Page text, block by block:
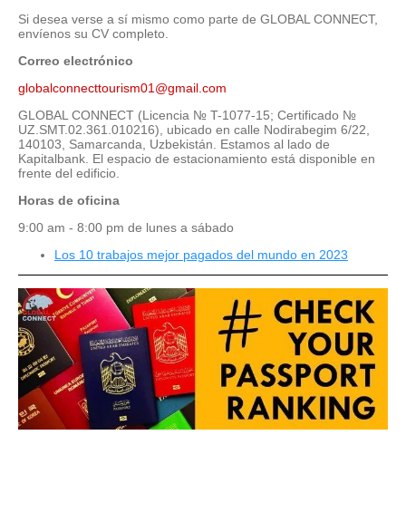
Si desea verse a sí mismo como parte de GLOBAL CONNECT,
envíenos su CV completo.
Correo electrónico
globalconnecttourism01@gmail.com
GLOBAL CONNECT (Licencia № T-1077-15; Certificado №
UZ.SMT.02.361.010216), ubicado en calle Nodirabegim 6/22,
140103, Samarcanda, Uzbekistán. Estamos al lado de
Kapitalbank. El espacio de estacionamiento está disponible en
frente del edificio.
Horas de oficina
9:00 am - 8:00 pm de lunes a sábado
Los 10 trabajos mejor pagados del mundo en 2023